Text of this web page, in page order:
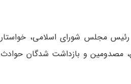
مجلس شورای اسلامی، خواستار
مصدومین و بازداشت شدگان حوادث